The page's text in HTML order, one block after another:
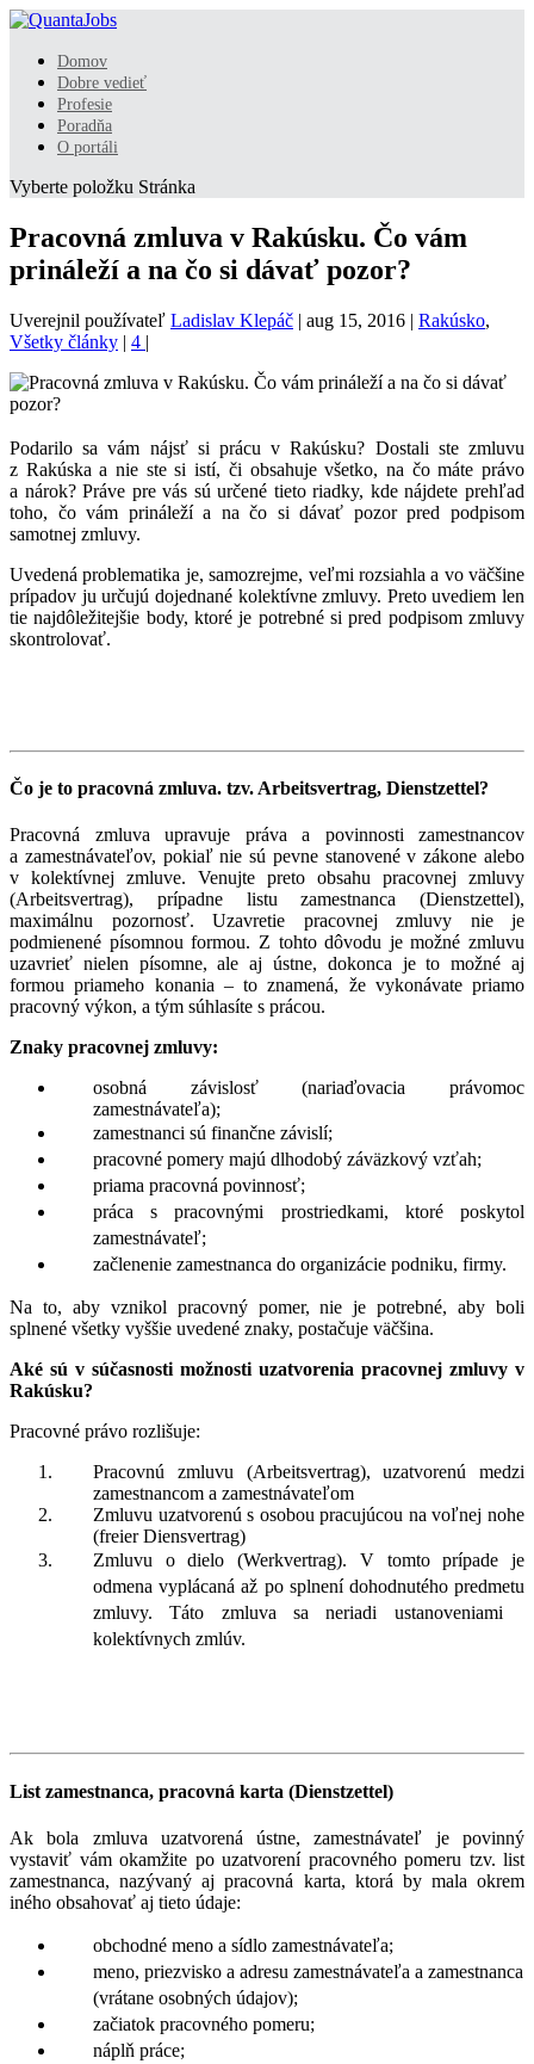
Domov
Dobre vedieť
Profesie
Poradňa
O portáli
Vyberte položku Stránka
Pracovná zmluva v Rakúsku. Čo vám
prináleží a na čo si dávať pozor?
Uverejnil používateľ Ladislav Klepáč | aug 15, 2016 | Rakúsko,
Všetky články | 4 |
Podarilo sa vám nájsť si prácu v Rakúsku? Dostali ste zmluvu
z Rakúska a nie ste si istí, či obsahuje všetko, na čo máte právo
a nárok? Práve pre vás sú určené tieto riadky, kde nájdete prehľad
toho, čo vám prináleží a na čo si dávať pozor pred podpisom
samotnej zmluvy.
Uvedená problematika je, samozrejme, veľmi rozsiahla a vo väčšine
prípadov ju určujú dojednané kolektívne zmluvy. Preto uvediem len
tie najdôležitejšie body, ktoré je potrebné si pred podpisom zmluvy
skontrolovať.
Čo je to pracovná zmluva. tzv. Arbeitsvertrag, Dienstzettel?
Pracovná zmluva upravuje práva a povinnosti zamestnancov
a zamestnávateľov, pokiaľ nie sú pevne stanovené v zákone alebo
v kolektívnej zmluve. Venujte preto obsahu pracovnej zmluvy
(Arbeitsvertrag), prípadne listu zamestnanca (Dienstzettel),
maximálnu pozornosť. Uzavretie pracovnej zmluvy nie je
podmienené písomnou formou. Z tohto dôvodu je možné zmluvu
uzavrieť nielen písomne, ale aj ústne, dokonca je to možné aj
formou priameho konania – to znamená, že vykonávate priamo
pracovný výkon, a tým súhlasíte s prácou.
Znaky pracovnej zmluvy:
osobná závislosť (nariaďovacia právomoc
zamestnávateľa);
zamestnanci sú finančne závislí;
pracovné pomery majú dlhodobý záväzkový vzťah;
priama pracovná povinnosť;
práca s pracovnými prostriedkami, ktoré poskytol
zamestnávateľ;
začlenenie zamestnanca do organizácie podniku, firmy.
Na to, aby vznikol pracovný pomer, nie je potrebné, aby boli
splnené všetky vyššie uvedené znaky, postačuje väčšina.
Aké sú v súčasnosti možnosti uzatvorenia pracovnej zmluvy v
Rakúsku?
Pracovné právo rozlišuje:
Pracovnú zmluvu (Arbeitsvertrag), uzatvorenú medzi
zamestnancom a zamestnávateľom
Zmluvu uzatvorenú s osobou pracujúcou na voľnej nohe
(freier Diensvertrag)
Zmluvu o dielo (Werkvertrag). V tomto prípade je
odmena vyplácaná až po splnení dohodnutého predmetu
zmluvy. Táto zmluva sa neriadi ustanoveniami
kolektívnych zmlúv.
List zamestnanca, pracovná karta (Dienstzettel)
Ak bola zmluva uzatvorená ústne, zamestnávateľ je povinný
vystaviť vám okamžite po uzatvorení pracovného pomeru tzv. list
zamestnanca, nazývaný aj pracovná karta, ktorá by mala okrem
iného obsahovať aj tieto údaje:
obchodné meno a sídlo zamestnávateľa;
meno, priezvisko a adresu zamestnávateľa a zamestnanca
(vrátane osobných údajov);
začiatok pracovného pomeru;
náplň práce;